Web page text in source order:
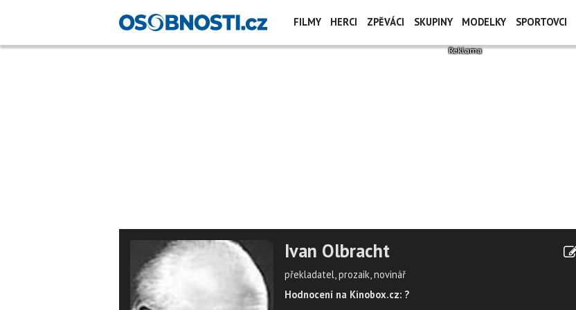
FILMY HERCI ZPĚVÁCI SKUPINY MODELKY SPORTOVCI
Ivan Olbracht
překladatel, prozaik, novinář
Hodnocení na Kinobox.cz: ?